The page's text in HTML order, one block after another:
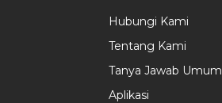
Hubungi Kami
Tentang Kami
Tanya Jawab Umum
Aplikasi